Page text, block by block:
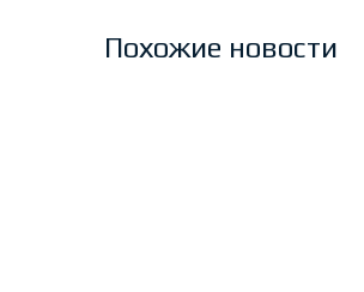
Похожие новости